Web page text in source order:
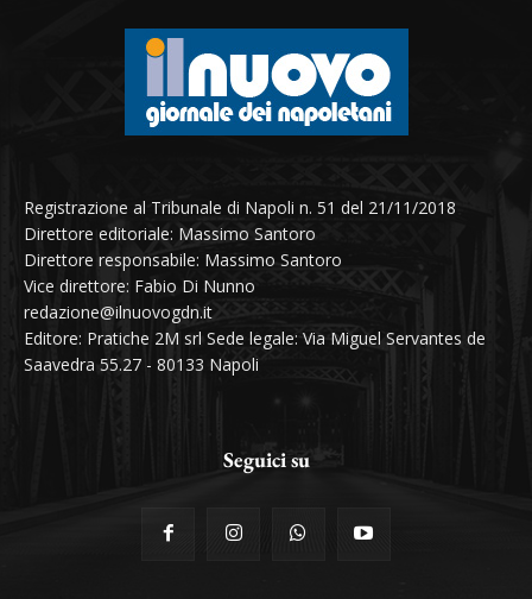
Registrazione al Tribunale di Napoli n. 51 del 21/11/2018
Direttore editoriale: Massimo Santoro
Direttore responsabile: Massimo Santoro
Vice direttore: Fabio Di Nunno
redazione@ilnuovogdn.it
Editore: Pratiche 2M srl Sede legale: Via Miguel Servantes de
Saavedra 55.27 - 80133 Napoli
Seguici su